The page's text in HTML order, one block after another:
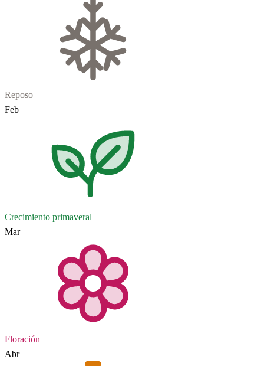
Reposo
Feb
Crecimiento primaveral
Mar
Floración
Abr